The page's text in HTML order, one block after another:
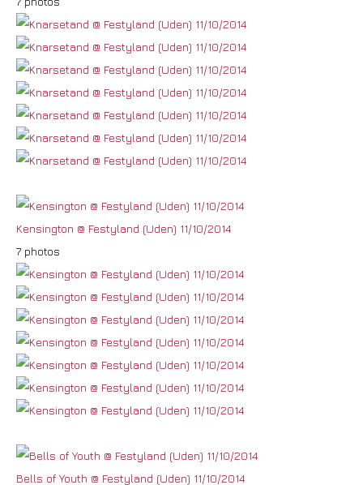
Kensington @ Festyland (Uden) 11/10/2014
7 photos
Bells of Youth @ Festyland (Uden) 11/10/2014